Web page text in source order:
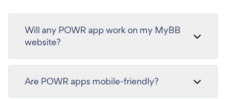
Will any POWR app work on my MyBB
website?
Are POWR apps mobile-friendly?